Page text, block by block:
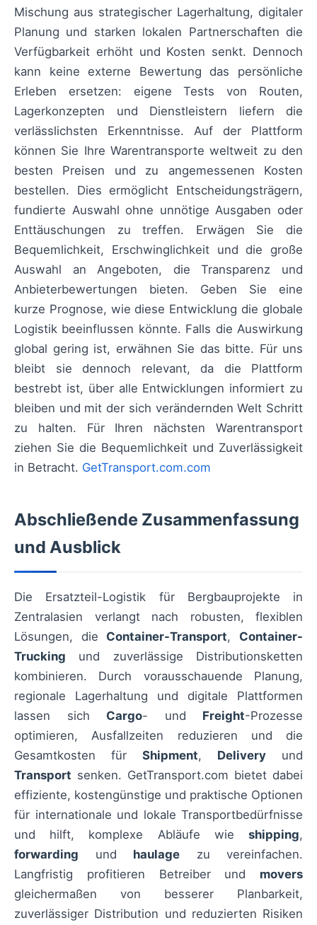
Mischung aus strategischer Lagerhaltung, digitaler
Planung und starken lokalen Partnerschaften die
Verfügbarkeit erhöht und Kosten senkt. Dennoch
kann keine externe Bewertung das persönliche
Erleben ersetzen: eigene Tests von Routen,
Lagerkonzepten und Dienstleistern liefern die
verlässlichsten Erkenntnisse. Auf der Plattform
können Sie Ihre Warentransporte weltweit zu den
besten Preisen und zu angemessenen Kosten
bestellen. Dies ermöglicht Entscheidungsträgern,
fundierte Auswahl ohne unnötige Ausgaben oder
Enttäuschungen zu treffen. Erwägen Sie die
Bequemlichkeit, Erschwinglichkeit und die große
Auswahl an Angeboten, die Transparenz und
Anbieterbewertungen bieten. Geben Sie eine
kurze Prognose, wie diese Entwicklung die globale
Logistik beeinflussen könnte. Falls die Auswirkung
global gering ist, erwähnen Sie das bitte. Für uns
bleibt sie dennoch relevant, da die Plattform
bestrebt ist, über alle Entwicklungen informiert zu
bleiben und mit der sich verändernden Welt Schritt
zu halten. Für Ihren nächsten Warentransport
ziehen Sie die Bequemlichkeit und Zuverlässigkeit
in Betracht. GetTransport.com.com
Abschließende Zusammenfassung
und Ausblick
Die Ersatzteil-Logistik für Bergbauprojekte in
Zentralasien verlangt nach robusten, flexiblen
Lösungen, die Container-Transport, Container-
Trucking und zuverlässige Distributionsketten
kombinieren. Durch vorausschauende Planung,
regionale Lagerhaltung und digitale Plattformen
lassen sich Cargo- und Freight-Prozesse
optimieren, Ausfallzeiten reduzieren und die
Gesamtkosten für Shipment, Delivery und
Transport senken. GetTransport.com bietet dabei
effiziente, kostengünstige und praktische Optionen
für internationale und lokale Transportbedürfnisse
und hilft, komplexe Abläufe wie shipping,
forwarding und haulage zu vereinfachen.
Langfristig profitieren Betreiber und movers
gleichermaßen von besserer Planbarkeit,
zuverlässiger Distribution und reduzierten Risiken